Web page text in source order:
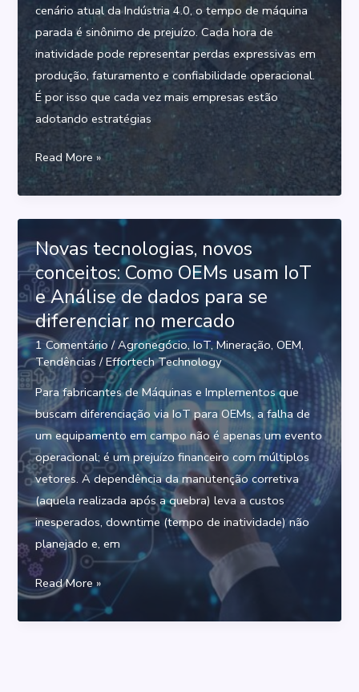
cenário atual da Indústria 4.0, o tempo de máquina
parada é sinônimo de prejuízo. Cada hora de
inatividade pode representar perdas expressivas em
produção, faturamento e confiabilidade operacional.
É por isso que cada vez mais empresas estão
adotando estratégias
Manutenção
Preditiva
com
IoT
e
IA:
Como
Aumentar
a
performance
de
Máquinas,
Equipamentos
e
Operações
Read More »
Novas tecnologias, novos
conceitos: Como OEMs usam IoT
e Análise de dados para se
diferenciar no mercado
1 Comentário /Agronegócio,IoT,Mineração,OEM,
Tendências /Effortech Technology
Para fabricantes de Máquinas e Implementos que
buscam diferenciação via IoT para OEMs, a falha de
um equipamento em campo não é apenas um evento
operacional; é um prejuízo financeiro com múltiplos
vetores. A dependência da manutenção corretiva
(aquela realizada após a quebra) leva a custos
inesperados, downtime (tempo de inatividade) não
planejado e, em
Novas
tecnologias,
novos
Read More »